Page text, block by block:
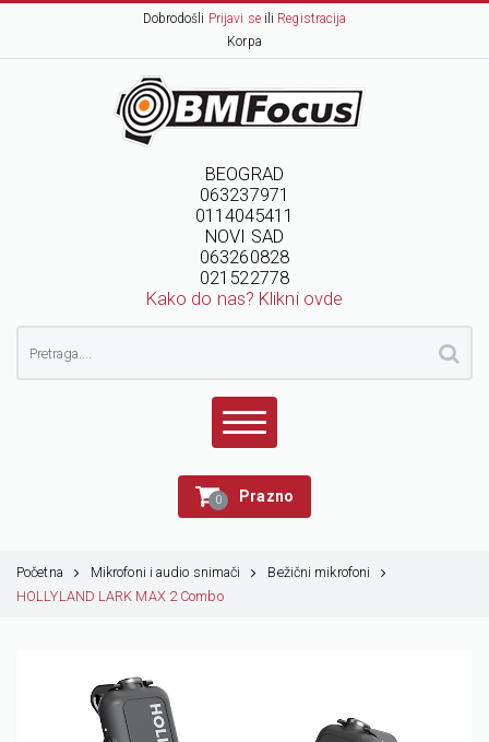
Dobrodošli Prijavi seili Registracija
Korpa
BEOGRAD
063237971
0114045411
NOVI SAD
063260828
021522778
Kako do nas? Klikni ovde
0 Prazno
Početna Mikrofoni i audio snimači
Bežični mikrofoni
HOLLYLAND LARK MAX 2 Combo